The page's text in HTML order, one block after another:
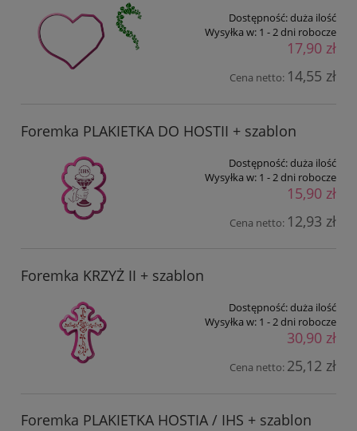
Dostępność:duża ilość
Wysyłka w: 1 - 2 dni robocze
17,90 zł
Cena netto: 14,55 zł
Foremka PLAKIETKA DO HOSTII + szablon
Dostępność:duża ilość
Wysyłka w: 1 - 2 dni robocze
15,90 zł
Cena netto: 12,93 zł
Foremka KRZYŻ II + szablon
Dostępność:duża ilość
Wysyłka w: 1 - 2 dni robocze
30,90 zł
Cena netto: 25,12 zł
Foremka PLAKIETKA HOSTIA / IHS + szablon